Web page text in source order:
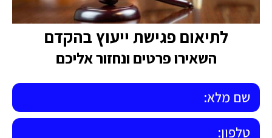
לתיאום פגישת ייעוץ בהקדם
השאירו פרטים ונחזור אליכם